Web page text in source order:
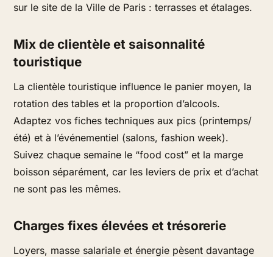
sur le site de la Ville de Paris : terrasses et étalages.
Mix de clientèle et saisonnalité
touristique
La clientèle touristique influence le panier moyen, la
rotation des tables et la proportion d’alcools.
Adaptez vos fiches techniques aux pics (printemps/
été) et à l’événementiel (salons, fashion week).
Suivez chaque semaine le “food cost” et la marge
boisson séparément, car les leviers de prix et d’achat
ne sont pas les mêmes.
Charges fixes élevées et trésorerie
Loyers, masse salariale et énergie pèsent davantage